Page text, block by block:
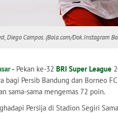
Diego Campos. (Bola.com/Dok.Instagram
- Pekan ke-32 BRI Super League
bagi Persib Bandung dan Borneo
sama-sama mengemas 72 poin.
Persija di Stadion Segiri